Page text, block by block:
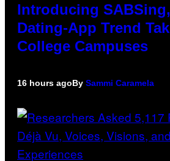
Introducing
Dating-App Trend
College Campuses
16 hours agoBy Sammi Caramela